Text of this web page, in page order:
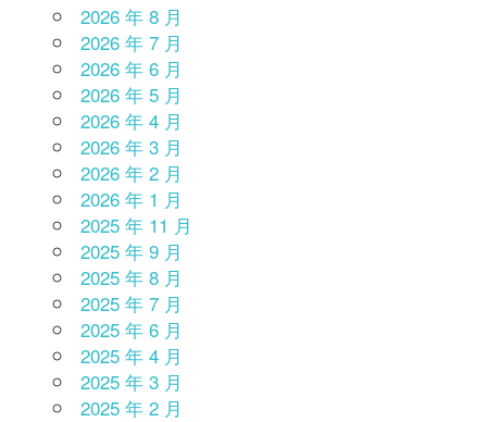
2026 年 8 月
2026 年 7 月
2026 年 6 月
2026 年 5 月
2026 年 4 月
2026 年 3 月
2026 年 2 月
2026 年 1 月
2025 年 11 月
2025 年 9 月
2025 年 8 月
2025 年 7 月
2025 年 6 月
2025 年 4 月
2025 年 3 月
2025 年 2 月